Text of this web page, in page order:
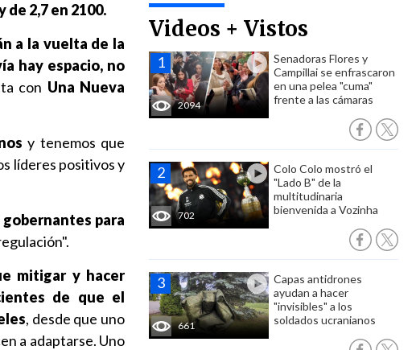
Videos + Vistos
2094
Senadoras Flores y
Campillai se enfrascaron
en una pelea "cuma"
frente a las cámaras
702
Colo Colo mostró el
"Lado B" de la
multitudinaria
bienvenida a Vozinha
661
Capas antidrones
ayudan a hacer
"invisibles" a los
soldados ucranianos
de 2,7 en 2100.
a la vuelta de la
hay espacio, no
con Una Nueva
y tenemos que
líderes positivos y
para
mitigar y hacer
de que el
, desde que uno
a adaptarse. Uno